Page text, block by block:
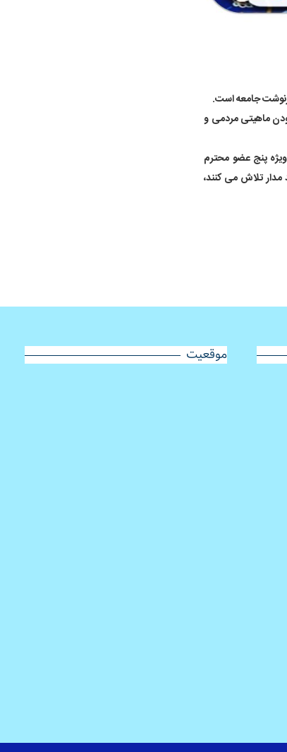
جامعه است.
ماهیتی مردمی و
پنج عضو محترم
تلاش می کنند،
موقعیت